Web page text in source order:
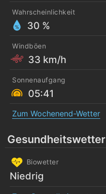
Wahrscheinlichkeit
30 %
Windböen
33 km/h
Sonnenaufgang
05:41
Zum Wochenend-Wetter
Gesundheitswetter
Biowetter
Niedrig